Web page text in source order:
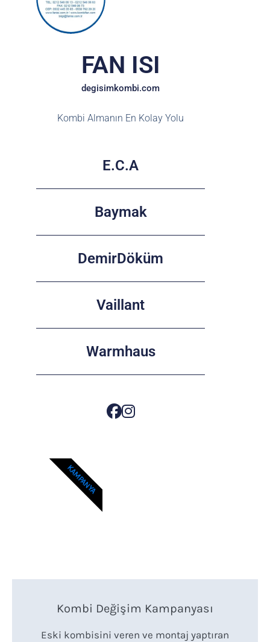
FAN ISI
degisimkombi.com
Kombi Almanın En Kolay Yolu
E.C.A
Baymak
DemirDöküm
Vaillant
Warmhaus
Kombi Değişim Kampanyası
Eski kombisini veren ve montaj yaptıran
KAMPANYA